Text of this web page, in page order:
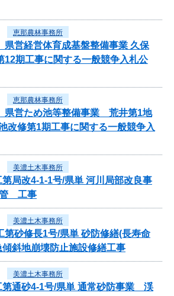
恵那農林事務所
県営経営体育成基盤整備事業 久保
12期工事に関する一般競争入札公
恵那農林事務所
県営ため池等整備事業 荒井第1地
改修第1期工事に関する一般競争入
美濃土木事務所
第局改4-1-1号/県単 河川局部改良事
工事
美濃土木事務所
第砂修長1号/県単 砂防修繕(長寿命
斜地崩壊防止施設修繕工事
美濃土木事務所
第通砂4-1号/県単 通常砂防事業 渓